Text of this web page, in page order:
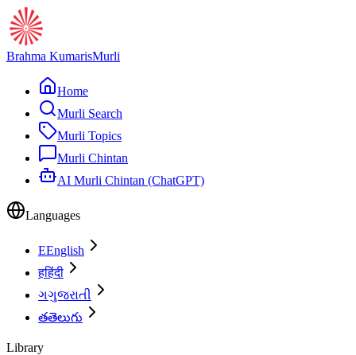
Brahma KumarisMurli
Home
Murli Search
Murli Topics
Murli Chintan
AI Murli Chintan (ChatGPT)
Languages
EEnglish
हहिंदी
ગગુજરાતી
తతెలుగు
Library